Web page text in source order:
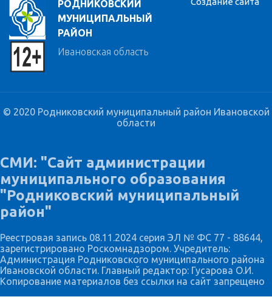
РОДНИКОВСКИЙ
МУНИЦИПАЛЬНЫЙ
РАЙОН
Ивановская область
© 2020 Родниковский муниципальный район Ивановской
области
СМИ: "Сайт администрации
муниципального образования
"Родниковский муниципальный
район"
Реестровая запись 08.11.2024 серия ЭЛ № ФС 77 - 88644,
зарегистрировано Роскомнадзором. Учредитель:
Администрация Родниковского муниципального района
Ивановской области. Главный редактор: Гусарова О.И.
Копирование материалов без ссылки на сайт запрещено